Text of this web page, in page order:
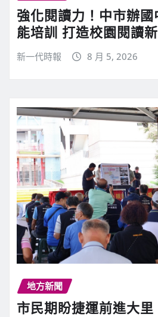
強化閱讀力！中市辦
能培訓 打造校園閱讀
新一代時報 8 月 5, 2026
地方新聞
市民期盼捷運前進大